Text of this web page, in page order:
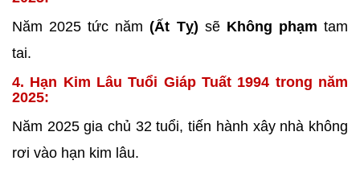
Năm 2025 tức năm(Ất Tỵ) sẽ Không phạm tam
tai.
4. Hạn Kim Lâu Tuổi Giáp Tuất 1994 trong năm
2025:
Năm 2025 gia chủ 32 tuổi, tiến hành xây nhà không
rơi vào hạn kim lâu.